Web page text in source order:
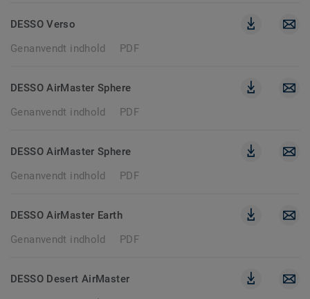
DESSO Verso
Genanvendt indhold
PDF
DESSO AirMaster Sphere
Genanvendt indhold
PDF
DESSO AirMaster Sphere
Genanvendt indhold
PDF
DESSO AirMaster Earth
Genanvendt indhold
PDF
DESSO Desert AirMaster